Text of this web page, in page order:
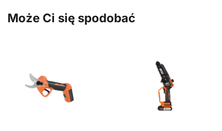
Może Ci się spodobać